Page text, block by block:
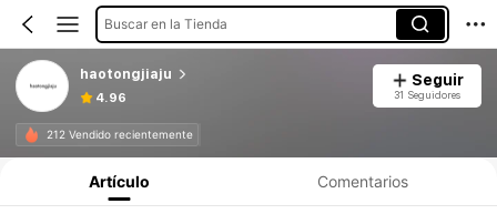
Buscar en la Tienda
haotongjiaju
4.96
Seguir
31 Seguidores
212 Vendido recientemente
Artículo Comentarios